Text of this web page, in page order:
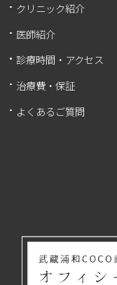
クリニック紹介
医師紹介
診療時間・アクセス
治療費・保証
よくあるご質問